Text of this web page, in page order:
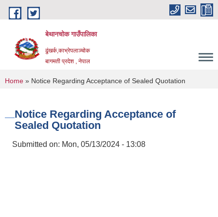
Skip to main content
बेथानचोक गाउँपालिका
ढुंखर्क,काभ्रेपलाञ्चाेक
बागमती प्रदेश , नेपाल
You are here
Home » Notice Regarding Acceptance of Sealed Quotation
Notice Regarding Acceptance of
Sealed Quotation
Submitted on: Mon, 05/13/2024 - 13:08